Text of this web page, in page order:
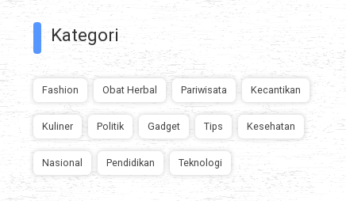
Kategori
Fashion Obat Herbal Pariwisata Kecantikan
Kuliner Politik Gadget Tips Kesehatan
Nasional Pendidikan Teknologi